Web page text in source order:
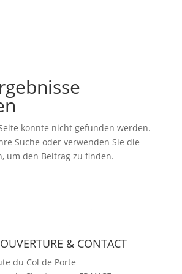
konnte nicht gefunden werden.
Suche oder verwenden Sie die
um den Beitrag zu finden.
& CONTACT
du Col de Porte